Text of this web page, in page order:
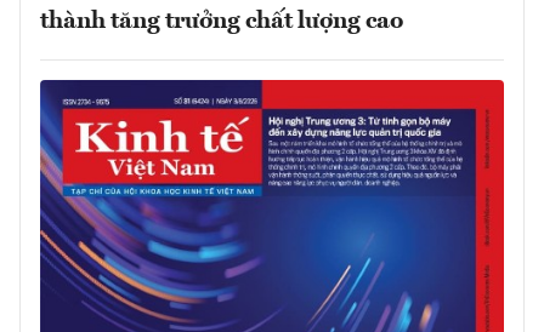
thành tăng trưởng chất lượng cao